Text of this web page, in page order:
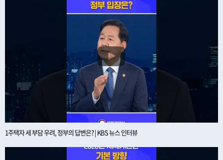
1주택자 세 부담 우려, 정부의 답변은? | KBS 뉴스 인터뷰